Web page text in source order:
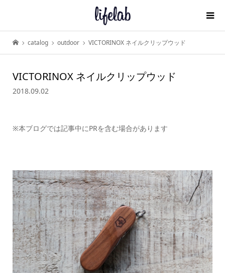
catalog outdoor VICTORINOX ネイルクリップウッド
VICTORINOX ネイルクリップウッド
2018.09.02
※本ブログでは記事中にPRを含む場合があります